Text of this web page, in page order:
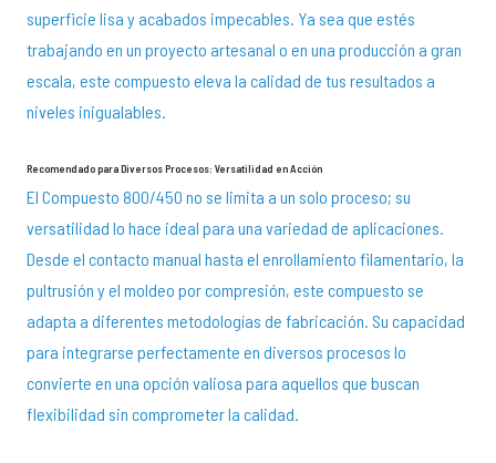
superficie lisa y acabados impecables. Ya sea que estés
trabajando en un proyecto artesanal o en una producción a gran
escala, este compuesto eleva la calidad de tus resultados a
niveles inigualables.
Recomendado para Diversos Procesos: Versatilidad en Acción
El Compuesto 800/450 no se limita a un solo proceso; su
versatilidad lo hace ideal para una variedad de aplicaciones.
Desde el contacto manual hasta el enrollamiento filamentario, la
pultrusión y el moldeo por compresión, este compuesto se
adapta a diferentes metodologías de fabricación. Su capacidad
para integrarse perfectamente en diversos procesos lo
convierte en una opción valiosa para aquellos que buscan
flexibilidad sin comprometer la calidad.